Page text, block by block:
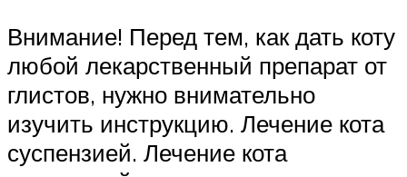
Внимание! Перед тем, как дать коту
любой лекарственный препарат от
глистов, нужно внимательно
изучить инструкцию. Лечение кота
суспензией. Лечение кота